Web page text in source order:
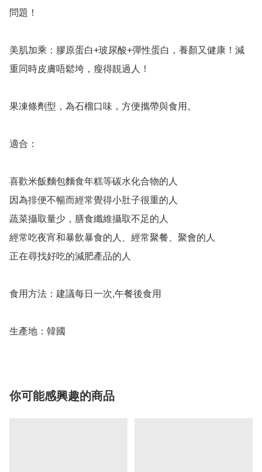
問題！
美肌加乘：膠原蛋白+玻尿酸+彈性蛋白，養顏又健康！減
重同時皮膚唔鬆垮，瘦得靚過人！
果凍條劑型，為石榴口味，方便攜帶與食用。
適合：
喜歡米飯麵包麵食年糕等碳水化合物的人
因為排便不暢而經常覺得小肚子很重的人
蔬菜攝取量少，膳食纖維攝取不足的人
經常吃夜宵和暴飲暴食的人、經常聚餐、聚會的人
正在尋找好吃的減肥產品的人
食用方法：建議每日一次,午餐後食用
生產地：韓國
你可能感興趣的商品